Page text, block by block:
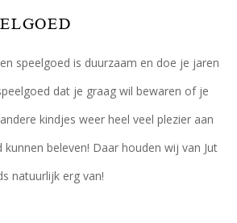
speelgoed is duurzaam en doe je jaren
dat je graag wil bewaren of je
kindjes weer heel veel plezier aan
beleven! Daar houden wij van Jut
natuurlijk erg van!